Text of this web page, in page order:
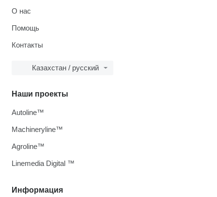
О нас
Помощь
Контакты
Казахстан / русский
Информация
Наши проекты
Autoline™
Machineryline™
Agroline™
Linemedia Digital ™